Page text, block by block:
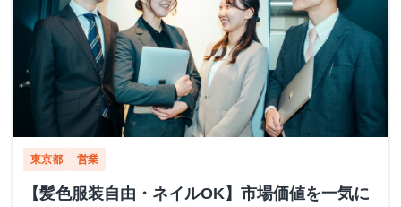
東京都 営業
【髪色服装自由・ネイルOK】市場価値を一気に